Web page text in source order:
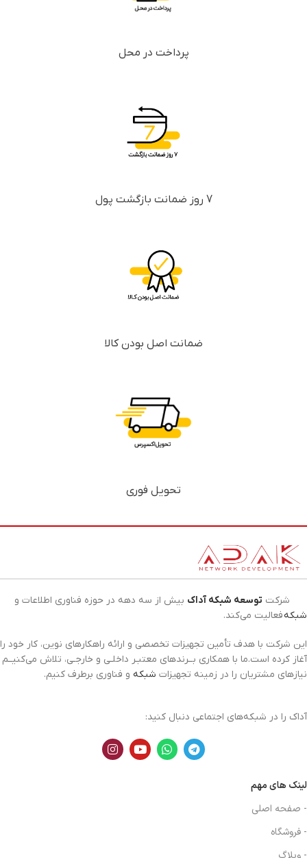
پرداخت در محل
7 روز ضمانت بازگشت پول
ضمانت اصل بودن کالا
تحویل فوری
شرکت توسعه شبکه آداک بیش از سه دهه در حوزه فناوری اطلاعات و
شبکهفعالیت می‌کند.
این شرکت با هدف تأمین تجهیزات تخصصی و ارائه راهکارهای نوین، کار خود را
آغاز کرده است.ما با همکاری بــرندهای معتبـر داخلـی و خارجـی، تلاش می‌کنیــم
نیازهای مشتریان را در زمینه تجهیزات شبکه و فناوری برطرف کنیم.
آداک را در شبکه‌های اجتماعی دنبال کنید:
لینک های مهم
- صفحه اصلی
- فروشگاه